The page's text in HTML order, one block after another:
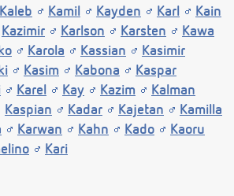
Kaleb Kamil Kayden Karl
Kain
Kazimir Karlson Karsten
Kawa
Karola Kassian
Kasimir
Kasim Kabona
Kaspar
Karel Kay Kazim
Kalman
Kaspian Kadar Kajetan
Kamilla
Karwan Kahn Kado
Kaoru
Kari